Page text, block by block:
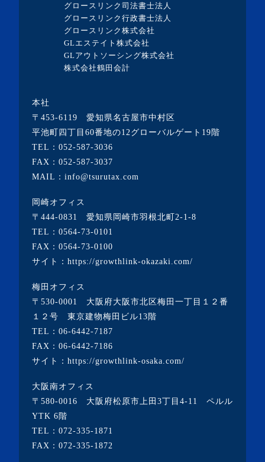
グロースリンク司法書士法人
グロースリンク行政書士法人
グロースリンク株式会社
GLエステイト株式会社
GLアウトソーシング株式会社
株式会社鶴田会計
本社
〒453-6119 愛知県名古屋市中村区
平池町四丁目60番地の12グローバルゲート19階
TEL： 052-587-3036
FAX：052-587-3037
MAIL：info@tsurutax.com
岡崎オフィス
〒444-0831 愛知県岡崎市羽根北町2-1-8
TEL： 0564-73-0101
FAX：0564-73-0100
サイト： https://growthlink-okazaki.com/
梅田オフィス
〒530-0001 大阪府大阪市北区梅田一丁目１２番
１２号 東京建物梅田ビル13階
TEL： 06-6442-7187
FAX：06-6442-7186
サイト： https://growthlink-osaka.com/
大阪南オフィス
〒580-0016 大阪府松原市上田3丁目4-11 ペルル
YTK 6階
TEL： 072-335-1871
FAX：072-335-1872